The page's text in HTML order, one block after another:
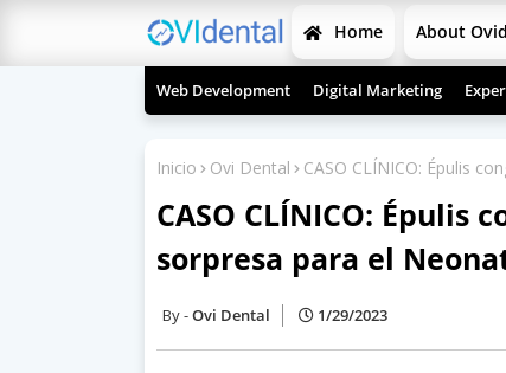
Home About
Web Development Digital Marketing
Inicio Ovi Dental CASO CLÍNICO: Épulis
CASO CLÍNICO: Épulis
sorpresa para el
Ovi Dental 1/29/2023